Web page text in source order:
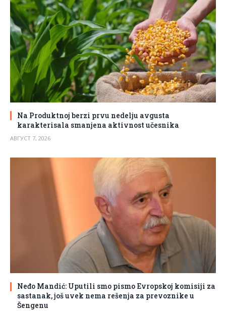
Na Produktnoj berzi prvu nedelju avgusta
karakterisala smanjena aktivnost učesnika
АВГУСТ 7, 2026
Neđo Mandić: Uputili smo pismo Evropskoj komisiji za
sastanak, još uvek nema rešenja za prevoznike u
Šengenu